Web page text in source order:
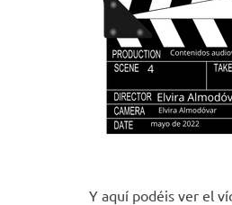
Y aquí podéis ver el